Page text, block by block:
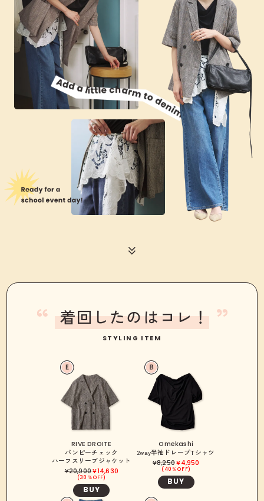
着回したのはコレ！
STYLING ITEM
RIVE DROITE
バンピーチェック
ハーフスリーブジャケット
20,900 14,630
30％OFF
BUY
Omekashi
2way半袖ドレープTシャツ
8,250 4,950
40％OFF
BUY